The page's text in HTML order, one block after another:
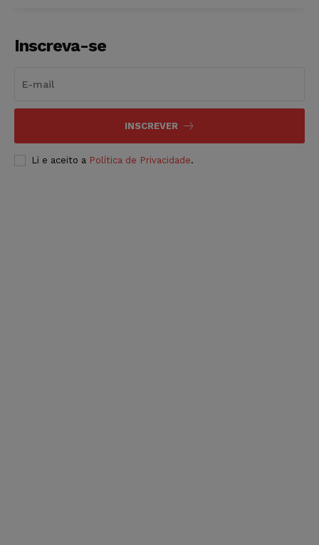
Inscreva-se
INSCREVER
Li e aceito a Política de Privacidade.